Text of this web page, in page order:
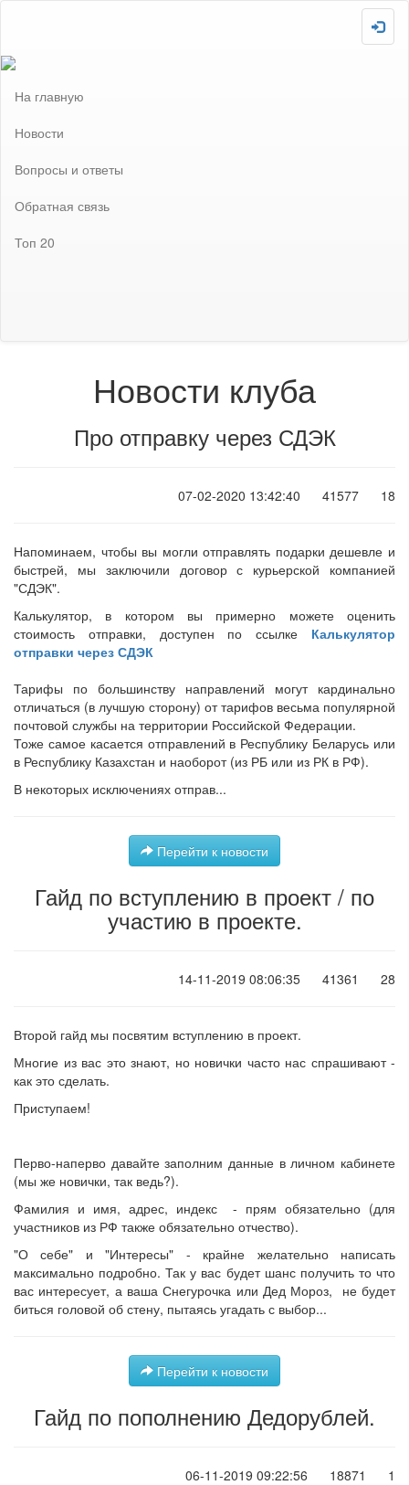
На главную
Новости
Вопросы и ответы
Обратная связь
Топ 20
Новости клуба
Про отправку через СДЭК
07-02-2020 13:42:40 41577 18
Напоминаем, чтобы вы могли отправлять подарки дешевле и
быстрей, мы заключили договор с курьерской компанией
"СДЭК".
Калькулятор, в котором вы примерно можете оценить
стоимость отправки, доступен по ссылке Калькулятор
отправки через СДЭК
Тарифы по большинству направлений могут кардинально
отличаться (в лучшую сторону) от тарифов весьма популярной
почтовой службы на территории Российской Федерации.
Тоже самое касается отправлений в Республику Беларусь или
в Республику Казахстан и наоборот (из РБ или из РК в РФ).
В некоторых исключениях отправ...
Перейти к новости
Гайд по вступлению в проект / по
участию в проекте.
14-11-2019 08:06:35 41361 28
Второй гайд мы посвятим вступлению в проект.
Многие из вас это знают, но новички часто нас спрашивают -
как это сделать.
Приступаем!
Перво-наперво давайте заполним данные в личном кабинете
(мы же новички, так ведь?).
Фамилия и имя, адрес, индекс - прям обязательно (для
участников из РФ также обязательно отчество).
"О себе" и "Интересы" - крайне желательно написать
максимально подробно. Так у вас будет шанс получить то что
вас интересует, а ваша Снегурочка или Дед Мороз, не будет
биться головой об стену, пытаясь угадать с выбор...
Перейти к новости
Гайд по пополнению Дедорублей.
06-11-2019 09:22:56 18871 1